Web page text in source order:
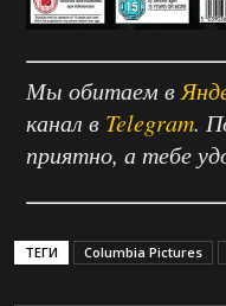
Мы обитаем в
канал в Telegram.
приятно, а тебе
ТЕГИ Columbia Pictures